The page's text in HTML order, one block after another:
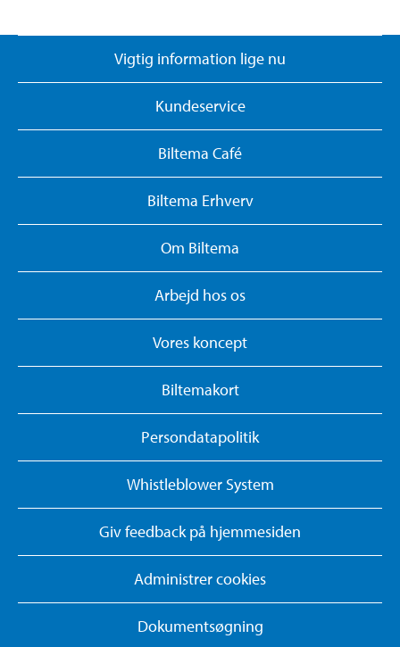
Vigtig information lige nu
Kundeservice
Biltema Café
Biltema Erhverv
Om Biltema
Arbejd hos os
Vores koncept
Biltemakort
Persondatapolitik
Whistleblower System
Giv feedback på hjemmesiden
Administrer cookies
Dokumentsøgning